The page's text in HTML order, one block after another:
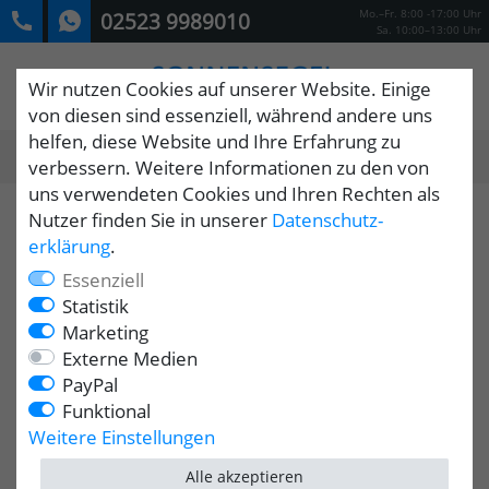
02523 9989010
Mo.–Fr. 8:00 -17:00 Uhr
Sa. 10:00–13:00 Uhr
0
Wir nutzen Cookies auf unserer Website. Einige
von diesen sind essenziell, während andere uns
helfen, diese Website und Ihre Erfahrung zu
verbessern. Weitere Informationen zu den von
uns verwendeten Cookies und Ihren Rechten als
Nutzer finden Sie in unserer Daten­schutz­
erklärung.
Essenziell
Statistik
Marketing
Externe Medien
PayPal
Funktional
Weitere Einstellungen
Alle akzeptieren